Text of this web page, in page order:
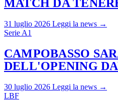
MATCH DA
31 luglio 2026 Leggi la news →
Serie A1
CAMPOBASSO
DELL'OPENING
30 luglio 2026 Leggi la news →
LBF